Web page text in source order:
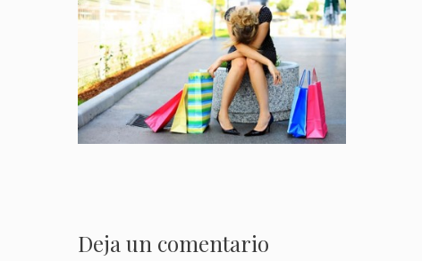
Deja un comentario